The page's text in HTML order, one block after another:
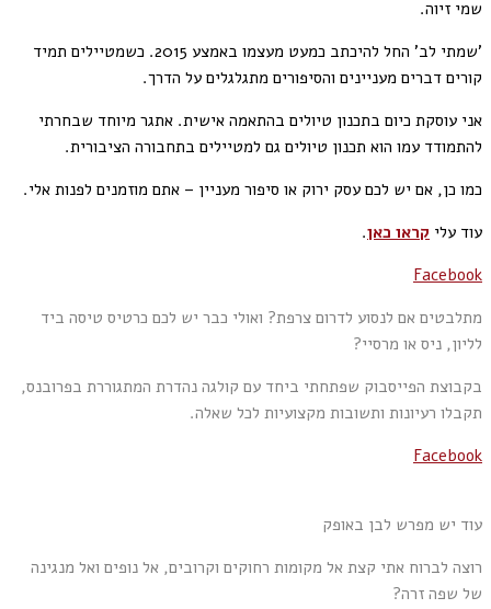
שמי זיוה.
'שמתי לב' החל להיכתב כמעט מעצמו באמצע 2015. כשמטיילים תמיד
קורים דברים מעניינים והסיפורים מתגלגלים על הדרך.
אני עוסקת כיום בתכנון טיולים בהתאמה אישית. אתגר מיוחד שבחרתי
להתמודד עמו הוא תכנון טיולים גם למטיילים בתחבורה הציבורית.
כמו כן, אם יש לכם עסק ירוק או סיפור מעניין – אתם מוזמנים לפנות אלי.
עוד עלי קראו כאן.
Facebook
מתלבטים אם לנסוע לדרום צרפת? ואולי כבר יש לכם כרטיס טיסה ביד
לליון, ניס או מרסיי?
בקבוצת הפייסבוק שפתחתי ביחד עם קולגה נהדרת המתגוררת בפרובנס,
תקבלו רעיונות ותשובות מקצועיות לכל שאלה.
Facebook
עוד יש מפרש לבן באופק
רוצה לברוח אתי קצת אל מקומות רחוקים וקרובים, אל נופים ואל מנגינה
של שפה זרה?